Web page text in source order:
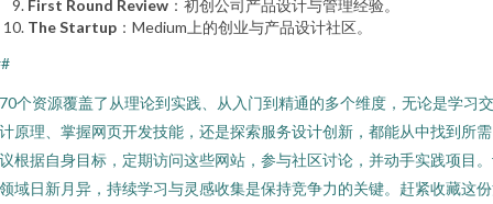
First Round Review ：初创公司产品设计与管理经验。
The Startup ：Medium上的创业与产品设计社区。
个资源覆盖了从理论到实践、从入门到精通的多个维度，无论是学习
原理、掌握网页开发技能，还是探索服务设计创新，都能从中找到所
根据自身目标，定期访问这些网站，参与社区讨论，并动手实践项目
域日新月异，持续学习与灵感收集是保持竞争力的关键。赶紧收藏这